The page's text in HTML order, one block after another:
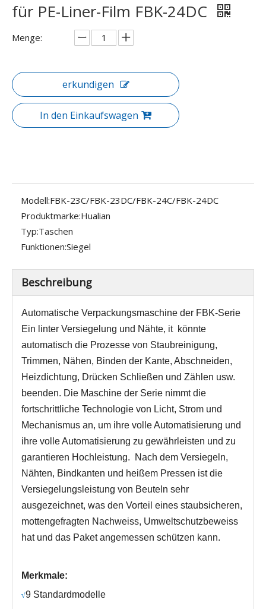
für PE-Liner-Film FBK-24DC
Menge:
erkundigen
In den Einkaufswagen
Modell:FBK-23C/FBK-23DC/FBK-24C/FBK-24DC
Produktmarke:Hualian
Typ:Taschen
Funktionen:Siegel
Beschreibung
Automatische Verpackungsmaschine der FBK-Serie
Ein linter Versiegelung und Nähte, it könnte
automatisch die Prozesse von Staubreinigung,
Trimmen, Nähen, Binden der Kante, Abschneiden,
Heizdichtung, Drücken Schließen und Zählen usw.
beenden. Die Maschine der Serie nimmt die
fortschrittliche Technologie von Licht, Strom und
Mechanismus an, um ihre volle Automatisierung und
ihre volle Automatisierung zu gewährleisten und zu
garantieren Hochleistung.
Nach dem Versiegeln,
Nähten, Bindkanten und heißem Pressen ist die
Versiegelungsleistung von Beuteln sehr
ausgezeichnet, was den Vorteil eines staubsicheren,
mottengefragten Nachweiss, Umweltschutzbeweiss
hat und das Paket angemessen schützen kann.
Merkmale:
√9 Standardmodelle